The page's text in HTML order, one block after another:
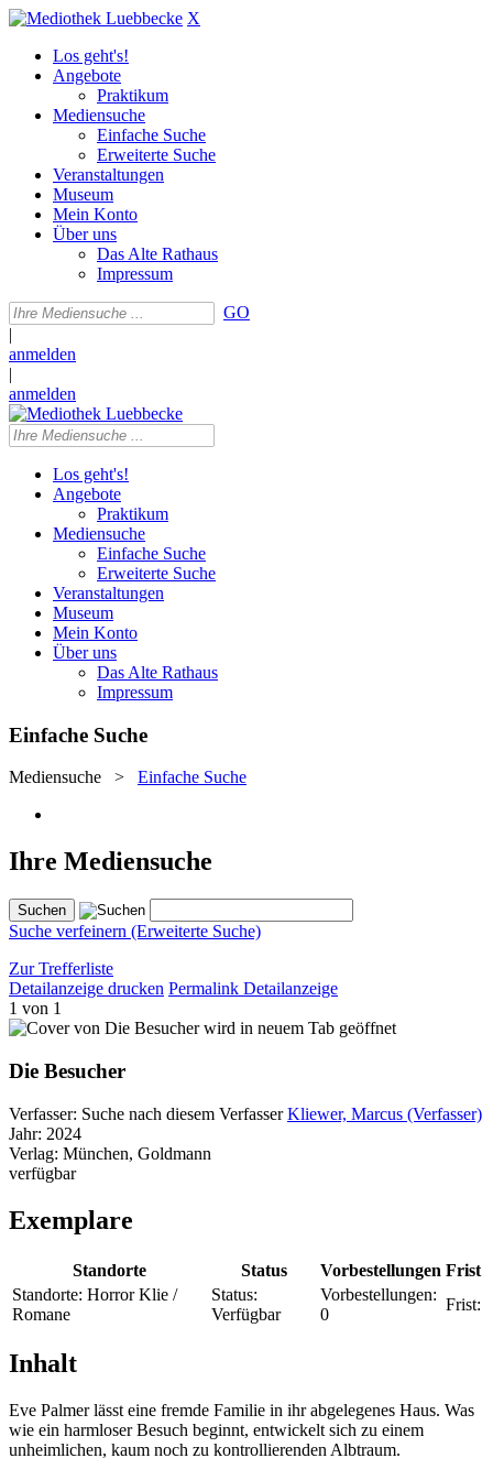
X
Los geht's!
Angebote
Praktikum
Mediensuche
Einfache Suche
Erweiterte Suche
Veranstaltungen
Museum
Mein Konto
Über uns
Das Alte Rathaus
Impressum
GO
|
anmelden
|
anmelden
Los geht's!
Angebote
Praktikum
Mediensuche
Einfache Suche
Erweiterte Suche
Veranstaltungen
Museum
Mein Konto
Über uns
Das Alte Rathaus
Impressum
Einfache Suche
Mediensuche > Einfache Suche
Ihre Mediensuche
Suche verfeinern (Erweiterte Suche)
Zur Trefferliste
Detailanzeige drucken Permalink Detailanzeige
1 von 1
wird in neuem Tab geöffnet
Die Besucher
Verfasser: Suche nach diesem Verfasser Kliewer, Marcus (Verfasser)
Jahr: 2024
Verlag: München, Goldmann
verfügbar
Exemplare
Standorte Status Vorbestellungen Frist
Standorte: Horror Klie /
Romane
Status:
Verfügbar
Vorbestellungen:
0
Frist:
Inhalt
Eve Palmer lässt eine fremde Familie in ihr abgelegenes Haus. Was
wie ein harmloser Besuch beginnt, entwickelt sich zu einem
unheimlichen, kaum noch zu kontrollierenden Albtraum.